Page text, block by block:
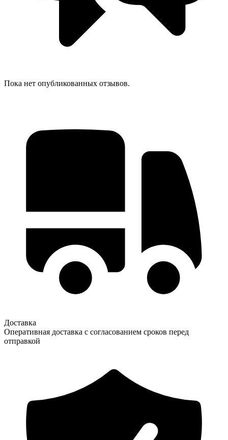
Пока нет опубликованных отзывов.
Доставка
Оперативная доставка с согласованием сроков перед
отправкой